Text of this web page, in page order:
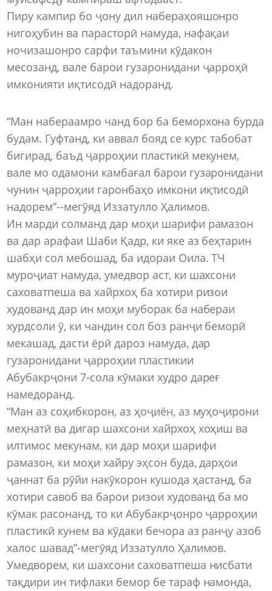
Пиру кампир бо ҷону дил набераҳояшонро
нигоҳубин ва парасторӣ намуда, нафақаи
ночизашонро сарфи таъмини кӯдакон
месозанд, вале барои гузаронидани ҷарроҳӣ
имконияти иқтисодӣ надоранд.
“Ман набераамро чанд бор ба беморхона бурда
будам. Гуфтанд, ки аввал бояд се курс табобат
бигирад, баъд ҷарроҳии пластикӣ мекунем,
вале мо одамони камбағал барои гузаронидани
чунин ҷарроҳии гаронбаҳо имкони иқтисодӣ
надорем”--мегӯяд Иззатулло Ҳалимов.
Ин марди солманд дар моҳи шарифи рамазон
ва дар арафаи Шаби Қадр, ки яке аз беҳтарин
шабҳи сол мебошад, ба идораи Оила. ТЧ
муроҷиат намуда, умедвор аст, ки шахсони
саховатпеша ва хайрхоҳ ба хотири ризои
худованд дар ин моҳи муборак ба набераи
хурдсоли ӯ, ки чандин сол боз ранҷи беморӣ
мекашад, дасти ёрӣ дароз намуда, дар
гузаронидани ҷарроҳии пластикии
Абубакрҷони 7-сола кӯмаки худро дареғ
намедоранд.
“Ман аз соҳибкорон, аз ҳоҷиён, аз муҳоҷирони
меҳнатӣ ва дигар шахсони хайрхоҳ хоҳиш ва
илтимос мекунам, ки дар моҳи шарифи
рамазон, ки моҳи хайру эҳсон буда, дарҳои
ҷаннат ба рӯйи накӯкорон кушода ҳастанд, ба
хотири савоб ва барои ризои худованд ба мо
кӯмак расонанд, то ки Абубакрҷонро ҷарроҳии
пластикӣ кунем ва кӯдаки бечора аз ранҷу азоб
халос шавад”-мегӯяд Иззатулло Ҳалимов.
Умедворем, ки шахсони саховатпеша нисбати
тақдири ин тифлаки бемор бе тараф намонда,